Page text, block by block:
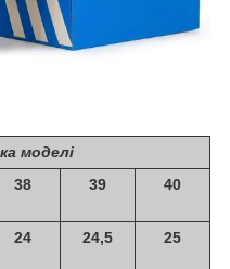
моделі
38 39 40
24 24,5 25